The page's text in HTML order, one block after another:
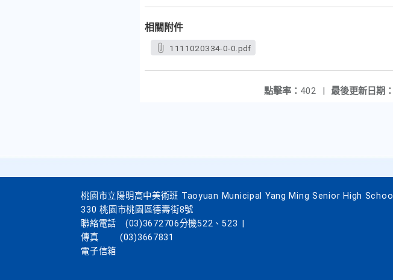
相關附件
1111020334-0-0.pdf
最後更新日期：
點擊率： 402 |
桃園市立陽明高中美術班 Taoyuan Municipal Yang Ming Senior High School
330 桃園市桃園區德壽街8號
聯絡電話
(03)3672706分機522、523
傳真
(03)3667831
電子信箱